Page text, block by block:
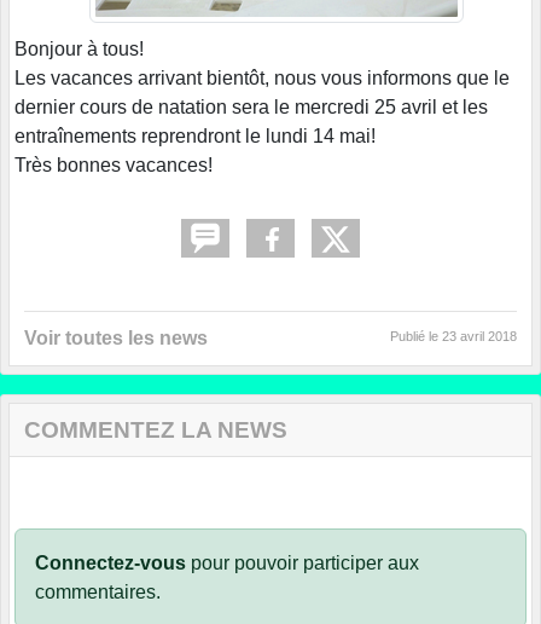
Bonjour à tous!
Les vacances arrivant bientôt, nous vous informons que le
dernier cours de natation sera le mercredi 25 avril et les
entraînements reprendront le lundi 14 mai!
Très bonnes vacances!
Voir toutes les news Publié le 23 avril 2018
COMMENTEZ LA NEWS
Connectez-vous pour pouvoir participer aux
commentaires.